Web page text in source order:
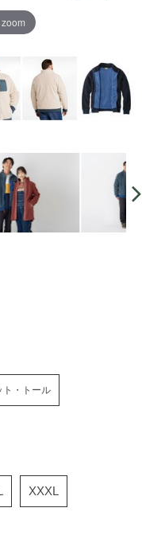
g/P127198.html
ト・トール
XXXL